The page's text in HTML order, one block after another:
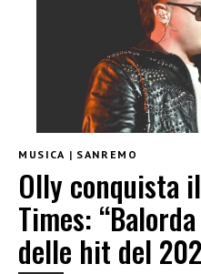
MUSICA | SANREMO
Olly conquista
Times:
delle hit del